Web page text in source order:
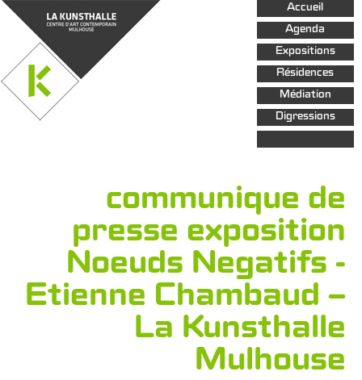
Aller au
contenu
principal
Accueil
Agenda
Expositions
Résidences
Médiation
Digressions
communique de
presse exposition
Noeuds Negatifs -
Etienne Chambaud –
La Kunsthalle
Mulhouse